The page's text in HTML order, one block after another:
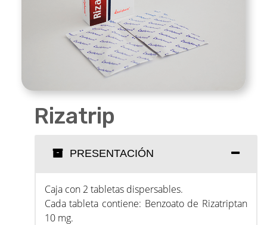
Rizatrip
PRESENTACIÓN
Caja con 2 tabletas dispersables.
Cada tableta contiene: Benzoato de Rizatriptan
10 mg.